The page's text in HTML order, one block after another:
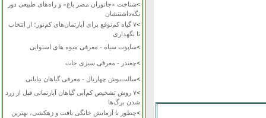
>شناخت «جانوران مضر باغ» و راه‌های طبیعی دور
نگه‌داشتنشان
>
۷ گیاه کم‌توقع برای آپارتمان‌های کم‌نور؛ از انتخاب
تا نگهداری
>ساپوت سیاه - معرفی میوه های استوایی
>چغندر - معرفی سبزی جات
>سالت‌بوش چهاربال - معرفی گیاهان بیابانی
>
۷ روش تشخیص کم‌آبی گیاهان آپارتمانی قبل از زرد
شدن برگ‌ها
>چطور با آزمایش خانگی بافت و زهکشی، بهترین